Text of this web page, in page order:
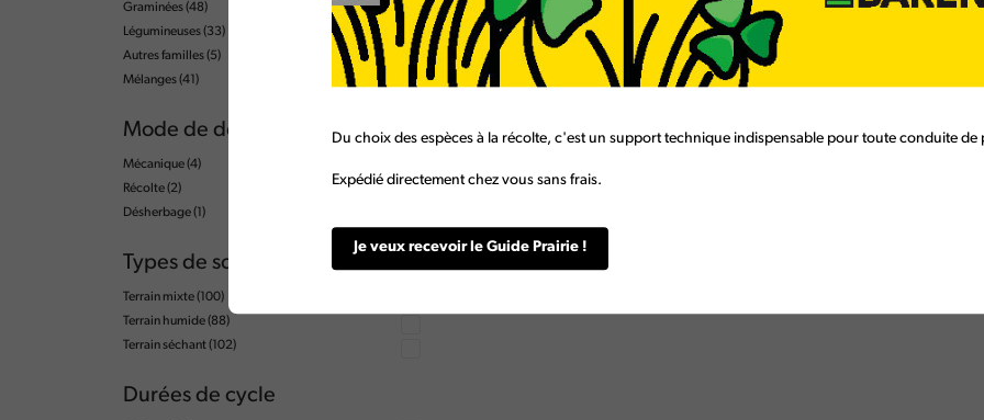
Graminées(48)
Légumineuses(33)
Autres familles(5)
Mélanges(41)
Mode de destruction
Mécanique(4)
Récolte(2)
Désherbage(1)
Types de sol
Terrain mixte(100)
Terrain humide(88)
Terrain séchant(102)
Durées de cycle
Du choix des espèces à la récolte, c'est un support technique indispensable pour toute conduite de
Expédié directement chez vous sans frais.
Je veux recevoir le Guide Prairie !